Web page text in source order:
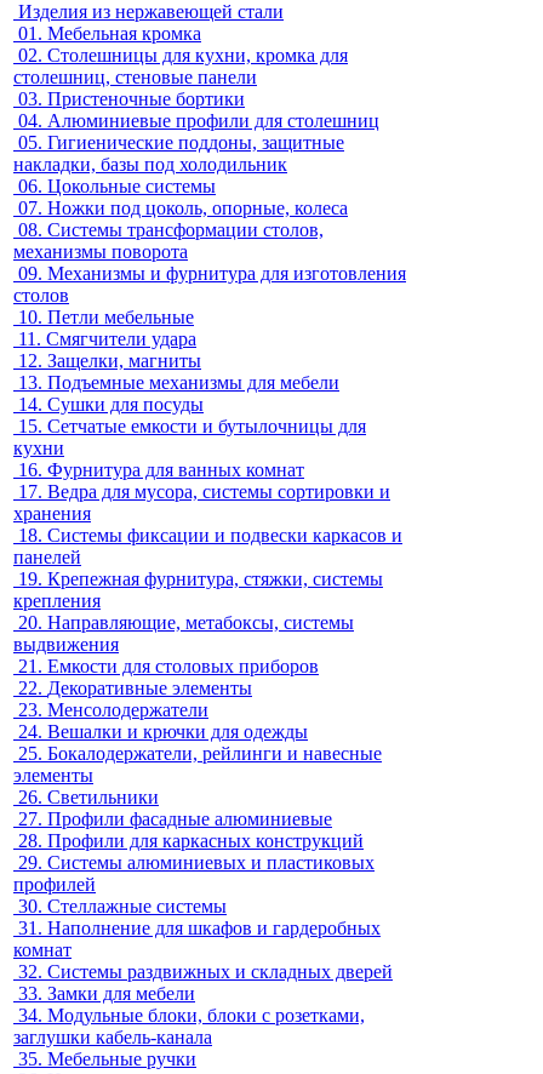
Изделия из нержавеющей стали
01. Мебельная кромка
02. Столешницы для кухни, кромка для
столешниц, стеновые панели
03. Пристеночные бортики
04. Алюминиевые профили для столешниц
05. Гигиенические поддоны, защитные
накладки, базы под холодильник
06. Цокольные системы
07. Ножки под цоколь, опорные, колеса
08. Системы трансформации столов,
механизмы поворота
09. Механизмы и фурнитура для изготовления
столов
10. Петли мебельные
11. Смягчители удара
12. Защелки, магниты
13. Подъемные механизмы для мебели
14. Сушки для посуды
15. Сетчатые емкости и бутылочницы для
кухни
16. Фурнитура для ванных комнат
17. Ведра для мусора, системы сортировки и
хранения
18. Системы фиксации и подвески каркасов и
панелей
19. Крепежная фурнитура, стяжки, системы
крепления
20. Направляющие, метабоксы, системы
выдвижения
21. Емкости для столовых приборов
22. Декоративные элементы
23. Менсолодержатели
24. Вешалки и крючки для одежды
25. Бокалодержатели, рейлинги и навесные
элементы
26. Светильники
27. Профили фасадные алюминиевые
28. Профили для каркасных конструкций
29. Системы алюминиевых и пластиковых
профилей
30. Стеллажные системы
31. Наполнение для шкафов и гардеробных
комнат
32. Системы раздвижных и складных дверей
33. Замки для мебели
34. Модульные блоки, блоки с розетками,
заглушки кабель-канала
35. Мебельные ручки